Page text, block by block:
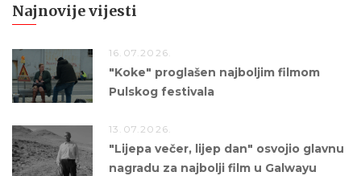
Najnovije vijesti
16.07.2026.
"Koke" proglašen najboljim filmom
Pulskog festivala
13.07.2026.
"Lijepa večer, lijep dan" osvojio glavnu
nagradu za najbolji film u Galwayu